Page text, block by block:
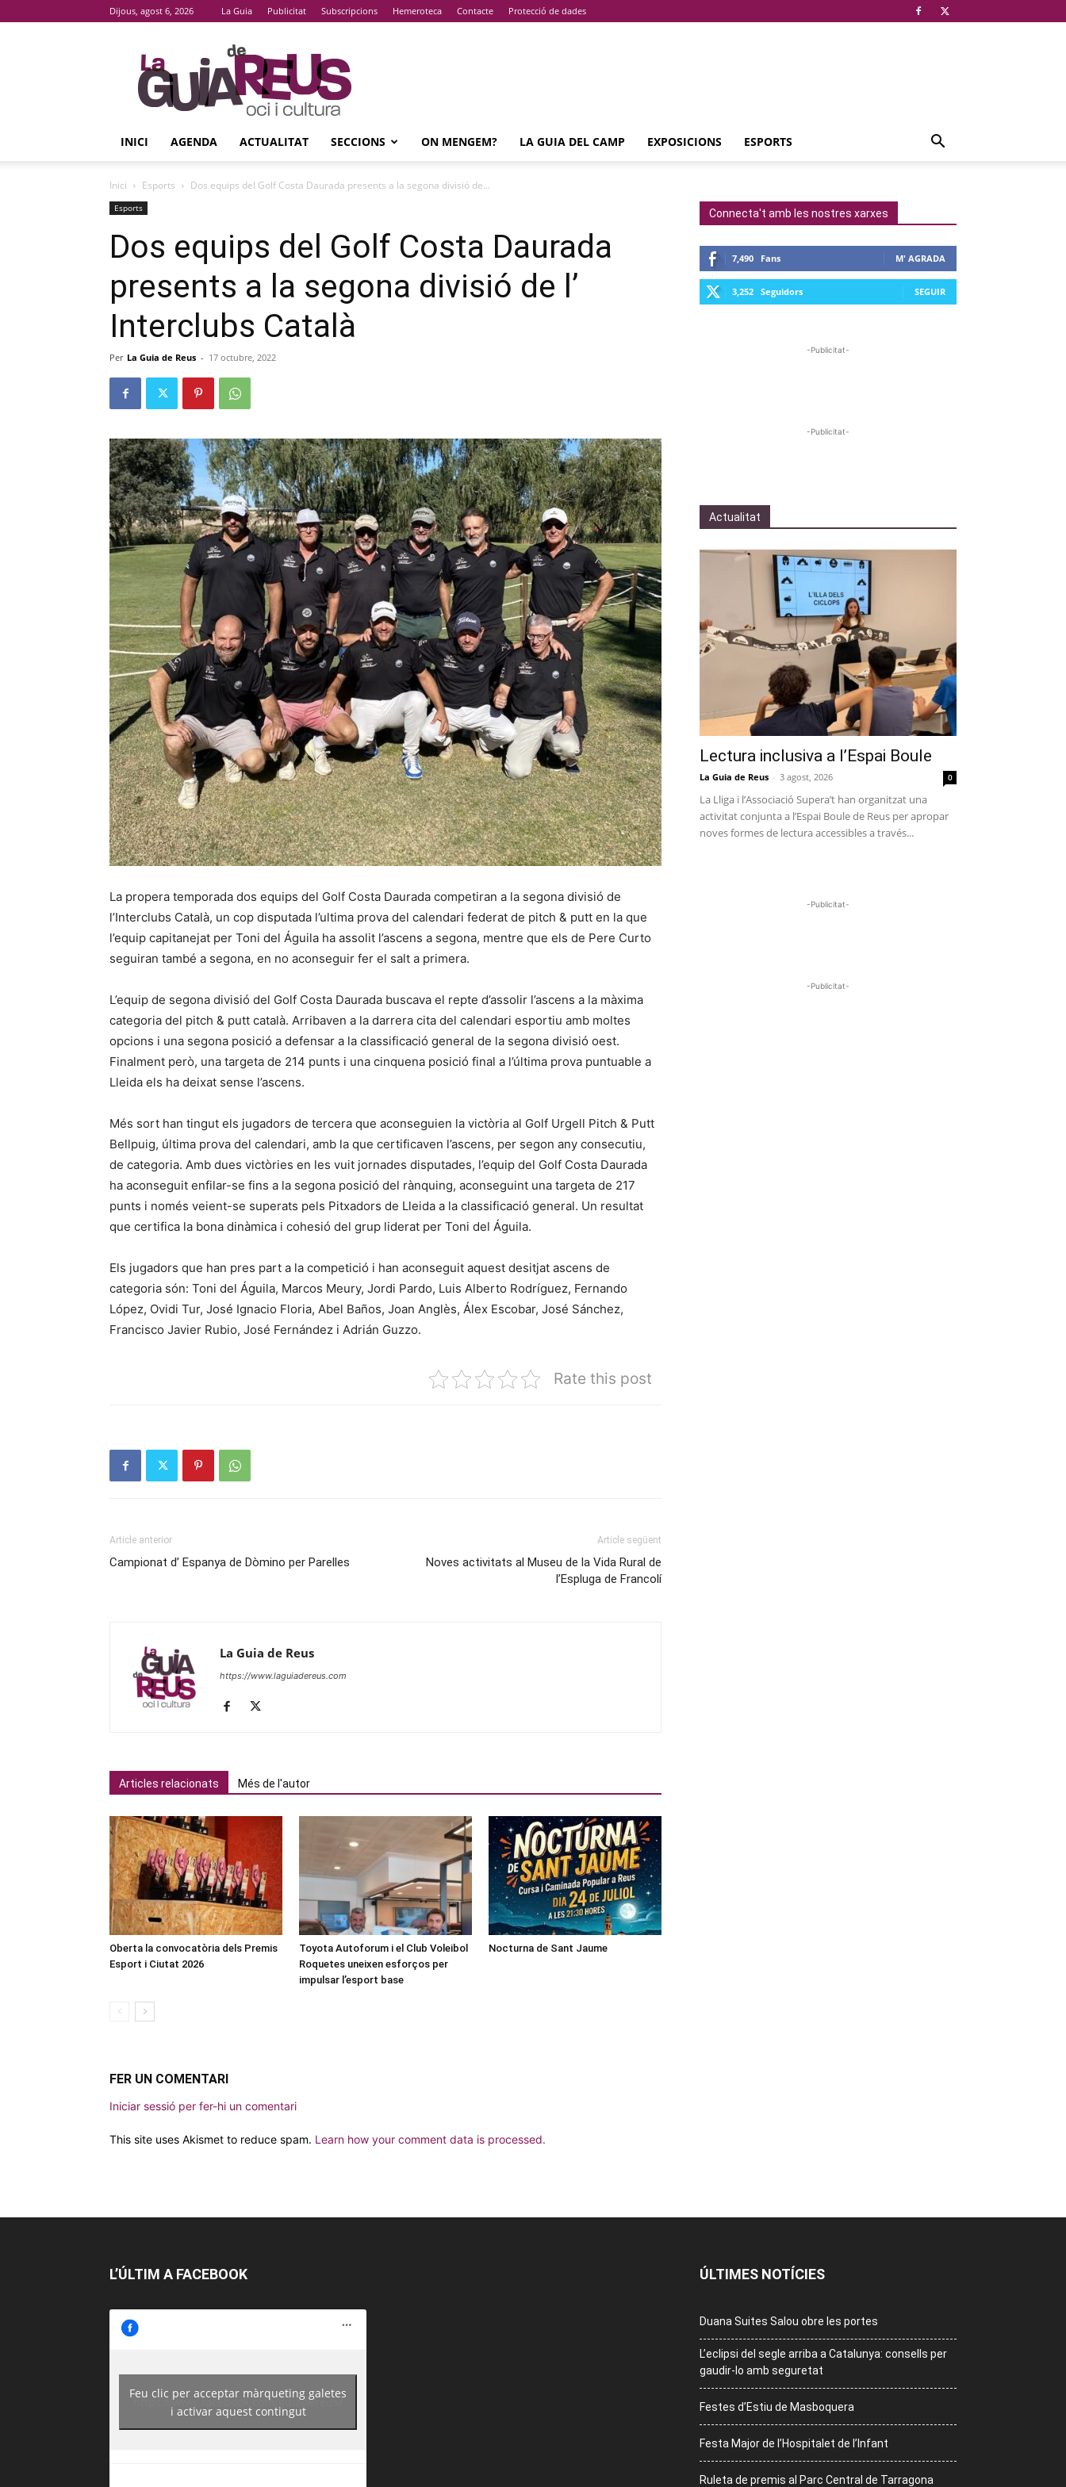
Dijous, agost 6, 2026 La Guia Publicitat Subscripcions Hemeroteca Contacte Protecció de dades
La
Guia
De
Reus
INICI AGENDA ACTUALITAT SECCIONS ON MENGEM? LA GUIA DEL CAMP EXPOSICIONS ESPORTS
Inici Esports Dos equips del Golf Costa Daurada presents a la segona divisió de...
Esports
Dos equips del Golf Costa Daurada
presents a la segona divisió de l’
Interclubs Català
Per La Guia de Reus - 17 octubre, 2022
La propera temporada dos equips del Golf Costa Daurada competiran a la segona divisió de
l’Interclubs Català, un cop disputada l’ultima prova del calendari federat de pitch & putt en la que
l’equip capitanejat per Toni del Águila ha assolit l’ascens a segona, mentre que els de Pere Curto
seguiran també a segona, en no aconseguir fer el salt a primera.
L’equip de segona divisió del Golf Costa Daurada buscava el repte d’assolir l’ascens a la màxima
categoria del pitch & putt català. Arribaven a la darrera cita del calendari esportiu amb moltes
opcions i una segona posició a defensar a la classificació general de la segona divisió oest.
Finalment però, una targeta de 214 punts i una cinquena posició final a l’última prova puntuable a
Lleida els ha deixat sense l’ascens.
Més sort han tingut els jugadors de tercera que aconseguien la victòria al Golf Urgell Pitch & Putt
Bellpuig, última prova del calendari, amb la que certificaven l’ascens, per segon any consecutiu,
de categoria. Amb dues victòries en les vuit jornades disputades, l’equip del Golf Costa Daurada
ha aconseguit enfilar-se fins a la segona posició del rànquing, aconseguint una targeta de 217
punts i només veient-se superats pels Pitxadors de Lleida a la classificació general. Un resultat
que certifica la bona dinàmica i cohesió del grup liderat per Toni del Águila.
Els jugadors que han pres part a la competició i han aconseguit aquest desitjat ascens de
categoria són: Toni del Águila, Marcos Meury, Jordi Pardo, Luis Alberto Rodríguez, Fernando
López, Ovidi Tur, José Ignacio Floria, Abel Baños, Joan Anglès, Álex Escobar, José Sánchez,
Francisco Javier Rubio, José Fernández i Adrián Guzzo.
Rate this post
Article anterior
Campionat d’ Espanya de Dòmino per Parelles
Article següent
Noves activitats al Museu de la Vida Rural de
l’Espluga de Francolí
La Guia de Reus
https://www.laguiadereus.com
Articles relacionats Més de l'autor
Oberta la convocatòria dels Premis
Esport i Ciutat 2026
Toyota Autoforum i el Club Voleibol
Roquetes uneixen esforços per
impulsar l’esport base
Nocturna de Sant Jaume
FER UN COMENTARI
Iniciar sessió per fer-hi un comentari
This site uses Akismet to reduce spam. Learn how your comment data is processed.
Connecta't amb les nostres xarxes
7,490 Fans M' AGRADA
3,252 Seguidors SEGUIR
-Publicitat-
-Publicitat-
Actualitat
Lectura inclusiva a l’Espai Boule
La Guia de Reus - 3 agost, 2026 0
La Lliga i l’Associació Supera’t han organitzat una
activitat conjunta a l’Espai Boule de Reus per apropar
noves formes de lectura accessibles a través...
-Publicitat-
-Publicitat-
L’ÚLTIM A FACEBOOK
https://www.facebook.com/guiadereus/
Feu clic per acceptar màrqueting galetes
i activar aquest contingut
ÚLTIMES NOTÍCIES
Duana Suites Salou obre les portes
L’eclipsi del segle arriba a Catalunya: consells per
gaudir-lo amb seguretat
Festes d’Estiu de Masboquera
Festa Major de l’Hospitalet de l’Infant
Ruleta de premis al Parc Central de Tarragona